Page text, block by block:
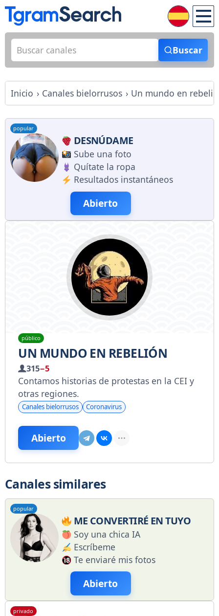
Buscar
Inicio Canales bielorrusos Un mundo en
popular
DESNÚDAME
Sube una foto
Quítate la ropa
Resultados instantáneos
Abierto
público
UN MUNDO EN REBELIÓN
315−5
Contamos historias de protestas en la CEI y
otras regiones.
Canales bielorrusos Coronavirus
Abierto
Canales similares
popular
ME CONVERTIRÉ EN TUYO
Soy una chica IA
Escríbeme
Te enviaré mis fotos
Abierto
privado